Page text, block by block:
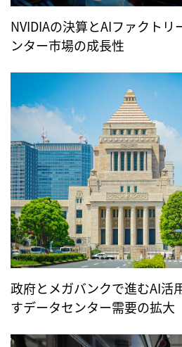
NVIDIAの決算とAIファクト
ンター市場の成長性
政府とメガバンクで進むAI
すデータセンター需要の拡大